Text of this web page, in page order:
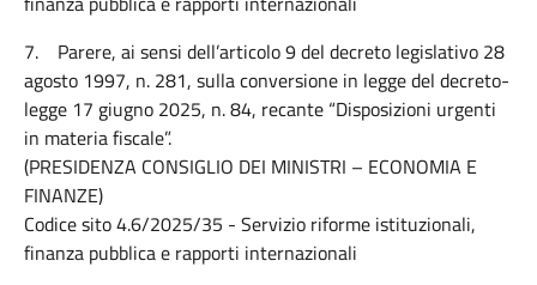
7. Parere, ai sensi dell’articolo 9 del decreto legislativo 28
agosto 1997, n. 281, sulla conversione in legge del decreto-
legge 17 giugno 2025, n. 84, recante “Disposizioni urgenti
in materia fiscale”.
(PRESIDENZA CONSIGLIO DEI MINISTRI – ECONOMIA E
FINANZE)
Codice sito 4.6/2025/35 - Servizio riforme istituzionali,
finanza pubblica e rapporti internazionali